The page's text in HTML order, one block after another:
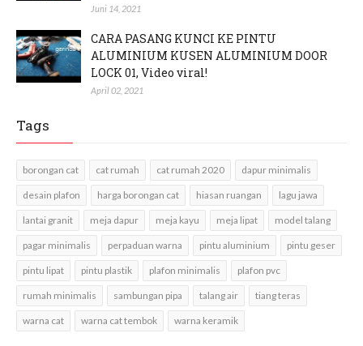
Juni 14, 2021
CARA PASANG KUNCI KE PINTU
ALUMINIUM KUSEN ALUMINIUM DOOR
LOCK 01, Video viral!
April 02, 2021
Tags
borongan cat cat rumah cat rumah 2020 dapur minimalis
desain plafon harga borongan cat hiasan ruangan lagu jawa
lantai granit meja dapur meja kayu meja lipat model talang
pagar minimalis perpaduan warna pintu aluminium pintu geser
pintu lipat pintu plastik plafon minimalis plafon pvc
rumah minimalis sambungan pipa talang air tiang teras
warna cat warna cat tembok warna keramik